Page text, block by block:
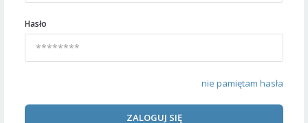
Hasło
nie pamiętam hasła
ZALOGUJ SIĘ